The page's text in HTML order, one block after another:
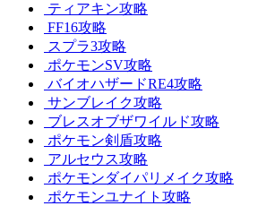
ティアキン攻略
FF16攻略
スプラ3攻略
ポケモンSV攻略
バイオハザードRE4攻略
サンブレイク攻略
ブレスオブザワイルド攻略
ポケモン剣盾攻略
アルセウス攻略
ポケモンダイパリメイク攻略
ポケモンユナイト攻略